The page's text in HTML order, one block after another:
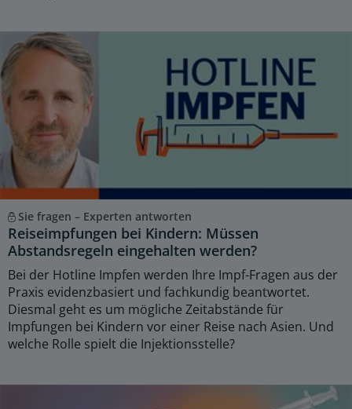
Sie fragen – Experten antworten
Reiseimpfungen bei Kindern: Müssen
Abstandsregeln eingehalten werden?
Bei der Hotline Impfen werden Ihre Impf-Fragen aus der
Praxis evidenzbasiert und fachkundig beantwortet.
Diesmal geht es um mögliche Zeitabstände für
Impfungen bei Kindern vor einer Reise nach Asien. Und
welche Rolle spielt die Injektionsstelle?